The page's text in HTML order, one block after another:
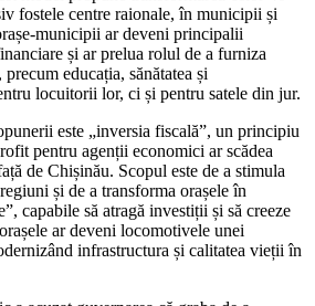
fostele centre raionale, în municipii și
municipii ar deveni principalii
și ar prelua rolul de a furniza
educația, sănătatea și
locuitorii lor, ci și pentru satele din jur.
este „inversia fiscală”, un principiu
pentru agenții economici ar scădea
de Chișinău. Scopul este de a stimula
și de a transforma orașele în
capabile să atragă investiții și să creeze
ar deveni locomotivele unei
infrastructura și calitatea vieții în